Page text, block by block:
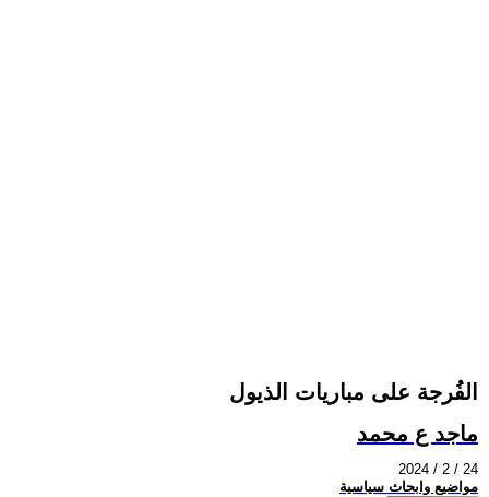
الفُرجة على مباريات الذيول
ماجد ع محمد
2024 / 2 / 24
مواضيع وابحاث سياسية